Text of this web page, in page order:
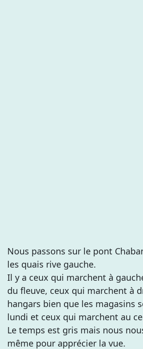
Nous passons sur le pont
les quais rive gauche.
Il y a ceux qui marchent à
du fleuve, ceux qui marchent à
hangars bien que les magasins
lundi et ceux qui marchent au
Le temps est gris mais nous
même pour apprécier la vue.